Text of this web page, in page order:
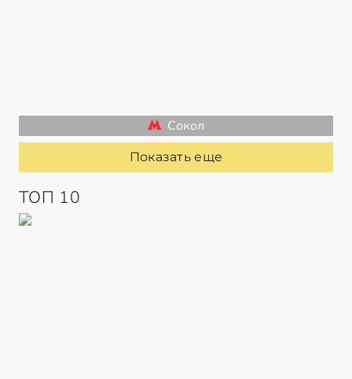
Сокол
Показать еще
ТОП 10